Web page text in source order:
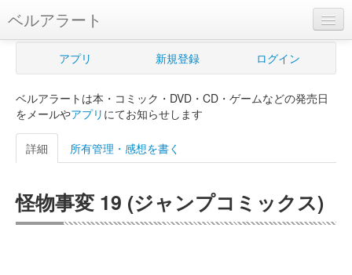
ベルアラート
ベルアラートとは
新規登録
ログイン
購入管理
アプリ 新規登録 ログイン
ベルアラートは本・コミック・DVD・CD・ゲームなどの発売日
をメールやアプリ にてお知らせします
詳細 所有管理・感想を書く
怪物事変 19 (ジャンプコミックス)